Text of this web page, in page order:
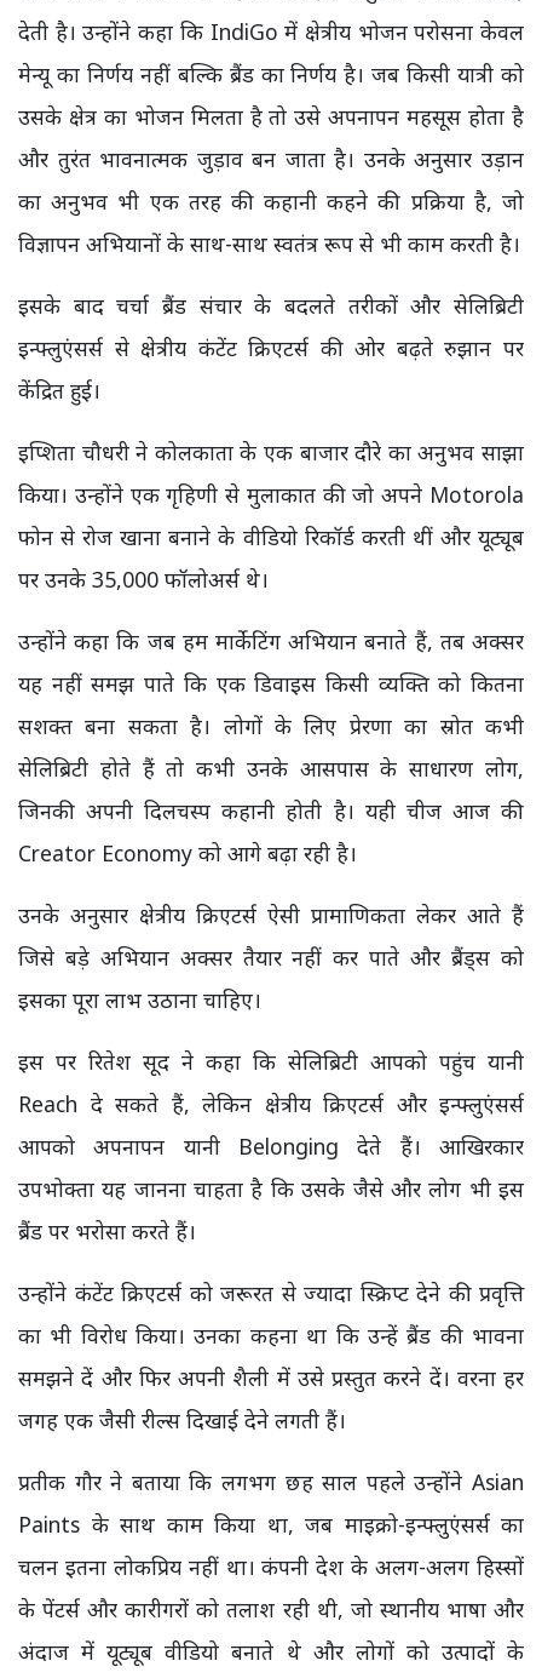
देती है। उन्होंने कहा कि IndiGo में क्षेत्रीय भोजन परोसना केवल
मेन्यू का निर्णय नहीं बल्कि ब्रैंड का निर्णय है। जब किसी यात्री को
उसके क्षेत्र का भोजन मिलता है तो उसे अपनापन महसूस होता है
और तुरंत भावनात्मक जुड़ाव बन जाता है। उनके अनुसार उड़ान
का अनुभव भी एक तरह की कहानी कहने की प्रक्रिया है, जो
विज्ञापन अभियानों के साथ-साथ स्वतंत्र रूप से भी काम करती है।
इसके बाद चर्चा ब्रैंड संचार के बदलते तरीकों और सेलिब्रिटी
इन्फ्लुएंसर्स से क्षेत्रीय कंटेंट क्रिएटर्स की ओर बढ़ते रुझान पर
केंद्रित हुई।
इप्शिता चौधरी ने कोलकाता के एक बाजार दौरे का अनुभव साझा
किया। उन्होंने एक गृहिणी से मुलाकात की जो अपने Motorola
फोन से रोज खाना बनाने के वीडियो रिकॉर्ड करती थीं और यूट्यूब
पर उनके 35,000 फॉलोअर्स थे।
उन्होंने कहा कि जब हम मार्केटिंग अभियान बनाते हैं, तब अक्सर
यह नहीं समझ पाते कि एक डिवाइस किसी व्यक्ति को कितना
सशक्त बना सकता है। लोगों के लिए प्रेरणा का स्रोत कभी
सेलिब्रिटी होते हैं तो कभी उनके आसपास के साधारण लोग,
जिनकी अपनी दिलचस्प कहानी होती है। यही चीज आज की
Creator Economy को आगे बढ़ा रही है।
उनके अनुसार क्षेत्रीय क्रिएटर्स ऐसी प्रामाणिकता लेकर आते हैं
जिसे बड़े अभियान अक्सर तैयार नहीं कर पाते और ब्रैंड्स को
इसका पूरा लाभ उठाना चाहिए।
इस पर रितेश सूद ने कहा कि सेलिब्रिटी आपको पहुंच यानी
Reach दे सकते हैं, लेकिन क्षेत्रीय क्रिएटर्स और इन्फ्लुएंसर्स
आपको अपनापन यानी Belonging देते हैं। आखिरकार
उपभोक्ता यह जानना चाहता है कि उसके जैसे और लोग भी इस
ब्रैंड पर भरोसा करते हैं।
उन्होंने कंटेंट क्रिएटर्स को जरूरत से ज्यादा स्क्रिप्ट देने की प्रवृत्ति
का भी विरोध किया। उनका कहना था कि उन्हें ब्रैंड की भावना
समझने दें और फिर अपनी शैली में उसे प्रस्तुत करने दें। वरना हर
जगह एक जैसी रील्स दिखाई देने लगती हैं।
प्रतीक गौर ने बताया कि लगभग छह साल पहले उन्होंने Asian
Paints के साथ काम किया था, जब माइक्रो-इन्फ्लुएंसर्स का
चलन इतना लोकप्रिय नहीं था। कंपनी देश के अलग-अलग हिस्सों
के पेंटर्स और कारीगरों को तलाश रही थी, जो स्थानीय भाषा और
अंदाज में यूट्यूब वीडियो बनाते थे और लोगों को उत्पादों के